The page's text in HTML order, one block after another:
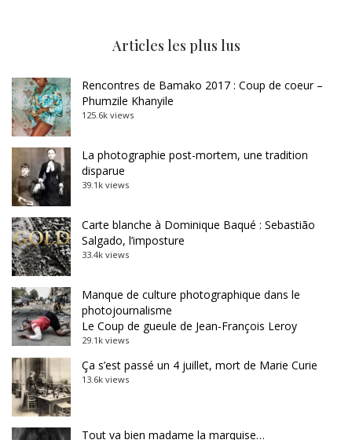
Articles les plus lus
Rencontres de Bamako 2017 : Coup de coeur –
Phumzile Khanyile
125.6k views
La photographie post-mortem, une tradition
disparue
39.1k views
Carte blanche à Dominique Baqué : Sebastião
Salgado, l’imposture
33.4k views
Manque de culture photographique dans le
photojournalisme
Le Coup de gueule de Jean-François Leroy
29.1k views
Ça s’est passé un 4 juillet, mort de Marie Curie
13.6k views
Tout va bien madame la marquise…